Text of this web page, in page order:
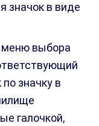
значок в виде
меню выбора
значку в
галочкой,